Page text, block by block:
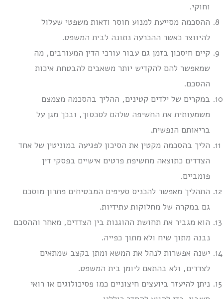
וחוקי.
ההסכמה מסייעת למנוע חוסר ודאות משפטי שעלול
להיווצר כאשר ההכרעה נתונה לבית המשפט.
קיים חיסכון בזמן גם עבור עורכי הדין המעורבים, מה
שמאפשר להם להקדיש יותר משאבים להבטחת איכות
ההסכם.
במקרים של ילדים קטינים, ההליך בהסכמה מצמצם
משמעותית את החשיפה שלהם לסכסוך, ובכך מגן על
בריאותם הנפשית.
הליך בהסכמה מקטין את הסיכון לפגיעה במוניטין של אחד
הצדדים כתוצאה מחשיפת פרטים אישיים בפסקי דין
פומביים.
התהליך מאפשר להכניס סעיפים המבטיחים פתרון מוסכם
גם במקרה של מחלוקות עתידיות.
הוא מגביר את תחושת ההוגנות בין הצדדים, מאחר וההסכם
נבנה מתוך שיח ולא מתוך כפייה.
ישנה אפשרות לנהל את המשא ומתן בקצב שמתאים
לצדדים, ולא בהתאם ליומן בית המשפט.
ניתן להיעזר ביועצים חיצוניים כמו פסיכולוגים או רואי